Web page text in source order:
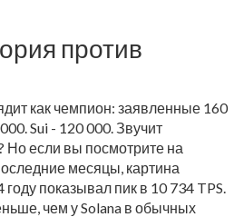
против
как чемпион: заявленные 160
Sui - 120 000. Звучит
Но если вы посмотрите на
месяцы, картина
показывал пик в 10 734 TPS.
чем у Solana в обычных